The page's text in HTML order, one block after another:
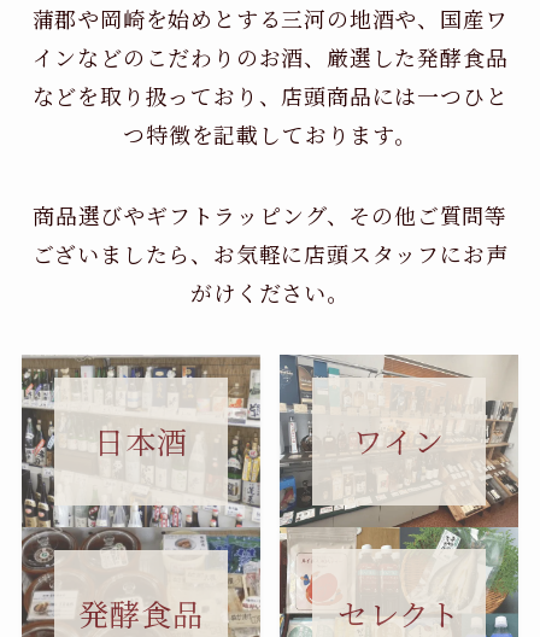
蒲郡や岡崎を始めとする三河の地酒や、国産ワ
インなどのこだわりのお酒、 厳選した発酵食品
などを取り扱っており、店頭商品には一つひと
つ特徴を記載しております。
商品選びやギフトラッピング、その他ご質問等
ございましたら、お気軽に店頭スタッフにお声
がけください。
日本酒 ワイン
発酵食品 セレクト